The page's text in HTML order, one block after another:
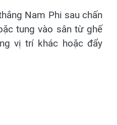
Nam Phi sau chấn
tung vào sân từ ghế
vị trí khác hoặc đẩy